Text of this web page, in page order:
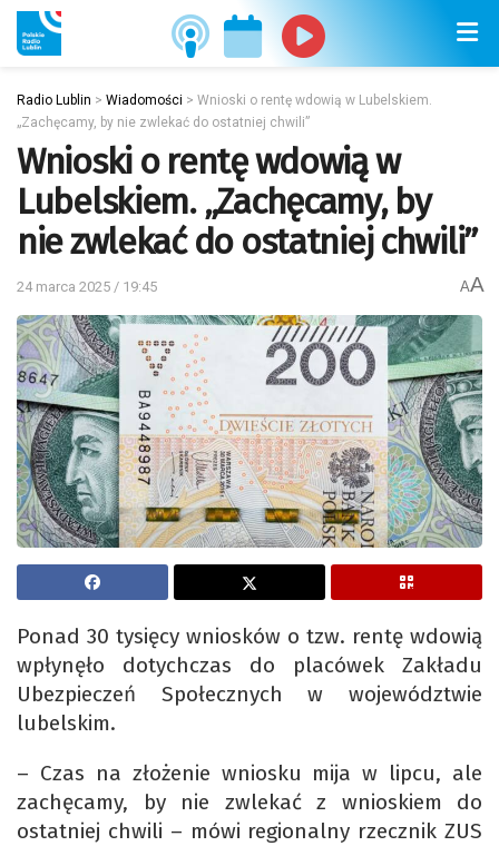
Radio Lublin > Wiadomości > Wnioski o rentę wdowią w Lubelskiem.
„Zachęcamy, by nie zwlekać do ostatniej chwili”
Wnioski o rentę wdowią w
Lubelskiem. „Zachęcamy, by
nie zwlekać do ostatniej chwili”
24 marca 2025 / 19:45 AA
Ponad 30 tysięcy wniosków o tzw. rentę wdowią
wpłynęło dotychczas do placówek Zakładu
Ubezpieczeń Społecznych w województwie
lubelskim.
– Czas na złożenie wniosku mija w lipcu, ale
zachęcamy, by nie zwlekać z wnioskiem do
ostatniej chwili – mówi regionalny rzecznik ZUS